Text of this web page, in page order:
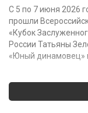
С 5 по 7 июня 2026
прошли
«Кубок
России Татьяны
«Юный динамовец»